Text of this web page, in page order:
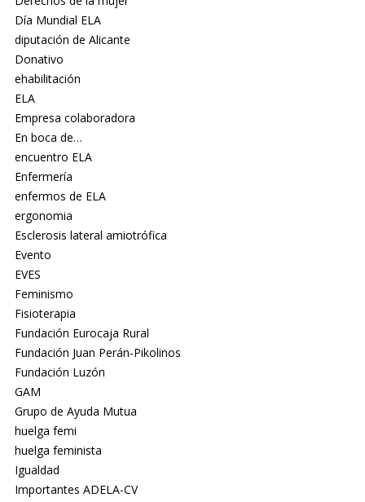
Día Mundial ELA
diputación de Alicante
Donativo
ehabilitación
ELA
Empresa colaboradora
En boca de…
encuentro ELA
Enfermería
enfermos de ELA
ergonomia
Esclerosis lateral amiotrófica
Evento
EVES
Feminismo
Fisioterapia
Fundación Eurocaja Rural
Fundación Juan Perán-Pikolinos
Fundación Luzón
GAM
Grupo de Ayuda Mutua
huelga femi
huelga feminista
Igualdad
Importantes ADELA-CV